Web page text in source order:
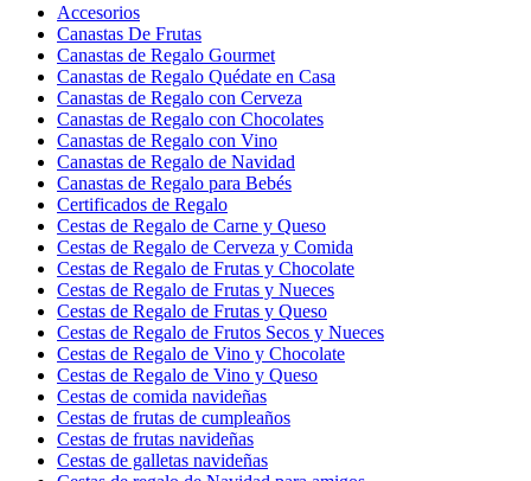
Accesorios
Canastas De Frutas
Canastas de Regalo Gourmet
Canastas de Regalo Quédate en Casa
Canastas de Regalo con Cerveza
Canastas de Regalo con Chocolates
Canastas de Regalo con Vino
Canastas de Regalo de Navidad
Canastas de Regalo para Bebés
Certificados de Regalo
Cestas de Regalo de Carne y Queso
Cestas de Regalo de Cerveza y Comida
Cestas de Regalo de Frutas y Chocolate
Cestas de Regalo de Frutas y Nueces
Cestas de Regalo de Frutas y Queso
Cestas de Regalo de Frutos Secos y Nueces
Cestas de Regalo de Vino y Chocolate
Cestas de Regalo de Vino y Queso
Cestas de comida navideñas
Cestas de frutas de cumpleaños
Cestas de frutas navideñas
Cestas de galletas navideñas